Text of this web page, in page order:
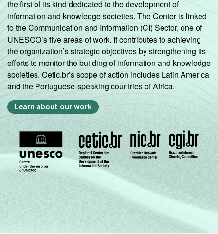
the first of its kind dedicated to the development of
information and knowledge societies. The Center is linked
to the Communication and Information (CI) Sector, one of
UNESCO’s five areas of work. It contributes to achieving
the organization’s strategic objectives by strengthening its
efforts to monitor the building of information and knowledge
societies. Cetic.br’s scope of action includes Latin America
and the Portuguese-speaking countries of Africa.
Learn about our work